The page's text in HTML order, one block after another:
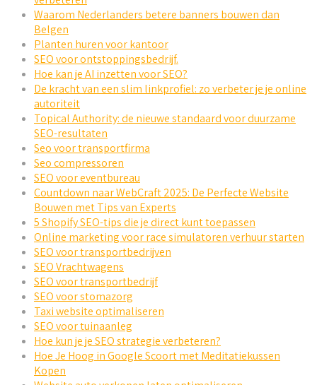
Waarom Nederlanders betere banners bouwen dan
Belgen
Planten huren voor kantoor
SEO voor ontstoppingsbedrijf.
Hoe kan je AI inzetten voor SEO?
De kracht van een slim linkprofiel: zo verbeter je je online
autoriteit
Topical Authority: de nieuwe standaard voor duurzame
SEO-resultaten
Seo voor transportfirma
Seo compressoren
SEO voor eventbureau
Countdown naar WebCraft 2025: De Perfecte Website
Bouwen met Tips van Experts
5 Shopify SEO-tips die je direct kunt toepassen
Online marketing voor race simulatoren verhuur starten
SEO voor transportbedrijven
SEO Vrachtwagens
SEO voor transportbedrijf
SEO voor stomazorg
Taxi website optimaliseren
SEO voor tuinaanleg
Hoe kun je je SEO strategie verbeteren?
Hoe Je Hoog in Google Scoort met Meditatiekussen
Kopen